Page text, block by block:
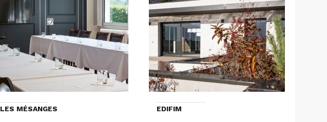
LES MÉSANGES EDIFIM